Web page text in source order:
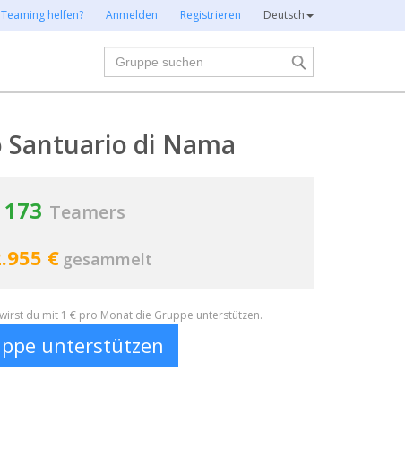
helfen? Anmelden Registrieren Deutsch
Suche
Santuario di Nama
173 Teamers
€ gesammelt
du mit 1 € pro Monat die Gruppe unterstützen.
unterstützen